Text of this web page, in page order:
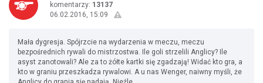
komentarzy: 13137
06.02.2016, 15:09
Mała dygresja. Spójrzcie na wydarzenia w meczu, meczu
bezpośrednich rywali do mistrzostwa. Ile goli strzelili Anglicy? Ile
asyst zanotowali? Ale za to żółte kartki się zgadzają! Widać kto gra, a
kto w graniu przeszkadza rywalowi. A u nas Wenger, naiwny myśli, że